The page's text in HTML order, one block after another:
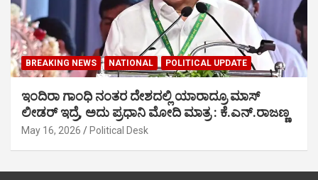
BREAKING NEWS NATIONAL POLITICAL UPDATE
ಇಂದಿರಾ ಗಾಂಧಿ ನಂತರ ದೇಶದಲ್ಲಿ ಯಾರಾದ್ರೂ ಮಾಸ್
ಲೀಡರ್ ಇದ್ರೆ, ಅದು ಪ್ರಧಾನಿ ಮೋದಿ ಮಾತ್ರ : ಕೆ.ಎನ್.ರಾಜಣ್ಣ
May 16, 2026 Political Desk